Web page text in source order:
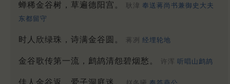
蝉稀金谷树，草遍德阳宫。 耿湋 奉送蒋尚书兼御史大夫
东都留守
时人欣绿珠，诗满金谷圆。 蒋冽 经埋轮地
金谷歌传第一流，鹧鸪清怨碧烟愁。 许浑 听唱山鹧鸪